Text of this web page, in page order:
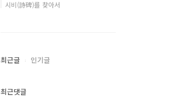
시비(詩碑)를 찾아서
최근글 인기글
최근댓글